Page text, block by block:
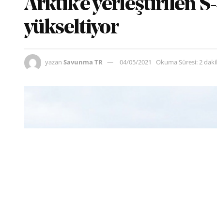
Arktik’e yerleştirilen
yükseltiyor
yazan Savunma TR 04/05/2021 Okuma Süresi: 2